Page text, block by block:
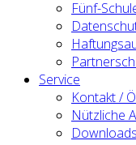
Fünf-
Service
Kontakt /
Nützliche
Downloads